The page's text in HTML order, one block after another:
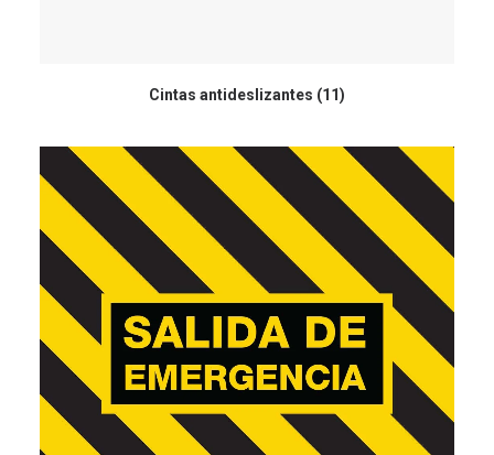
Cintas antideslizantes (11)